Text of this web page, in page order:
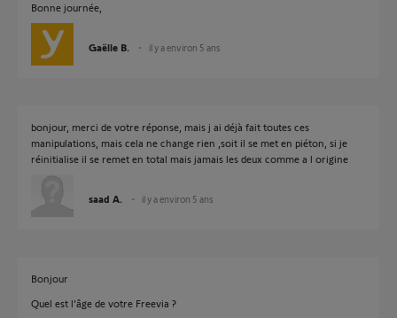
Bonne journée,
Gaëlle B. il y a environ 5 ans
bonjour, merci de votre réponse, mais j ai déjà fait toutes ces
manipulations, mais cela ne change rien ,soit il se met en piéton, si je
réinitialise il se remet en total mais jamais les deux comme a l origine
saad A. il y a environ 5 ans
Bonjour
Quel est l'âge de votre Freevia ?